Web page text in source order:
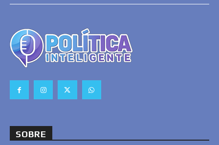
SOBRE